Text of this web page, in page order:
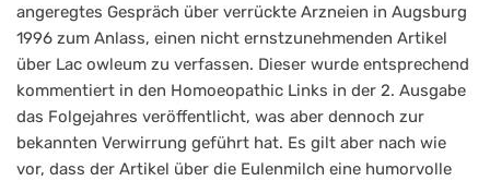
angeregtes Gespräch über verrückte Arzneien in Augsburg
1996 zum Anlass, einen nicht ernstzunehmenden Artikel
über Lac owleum zu verfassen. Dieser wurde entsprechend
kommentiert in den Homoeopathic Links in der 2. Ausgabe
das Folgejahres veröffentlicht, was aber dennoch zur
bekannten Verwirrung geführt hat. Es gilt aber nach wie
vor, dass der Artikel über die Eulenmilch eine humorvolle